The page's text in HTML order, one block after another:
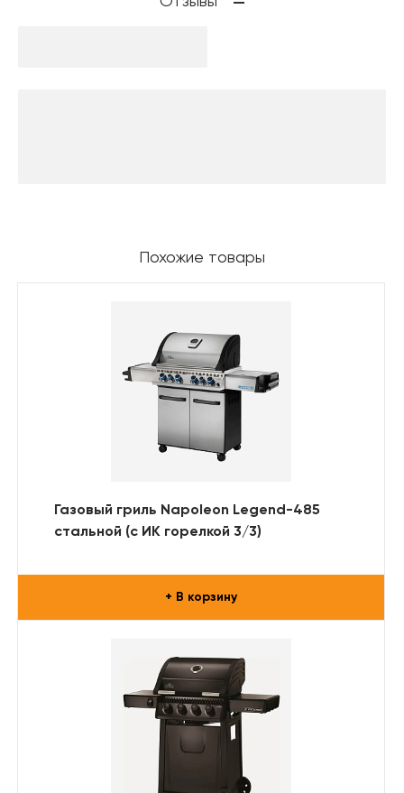
Похожие товары
Газовый гриль Napoleon Legend-485
стальной (с ИК горелкой 3/3)
+ В корзину